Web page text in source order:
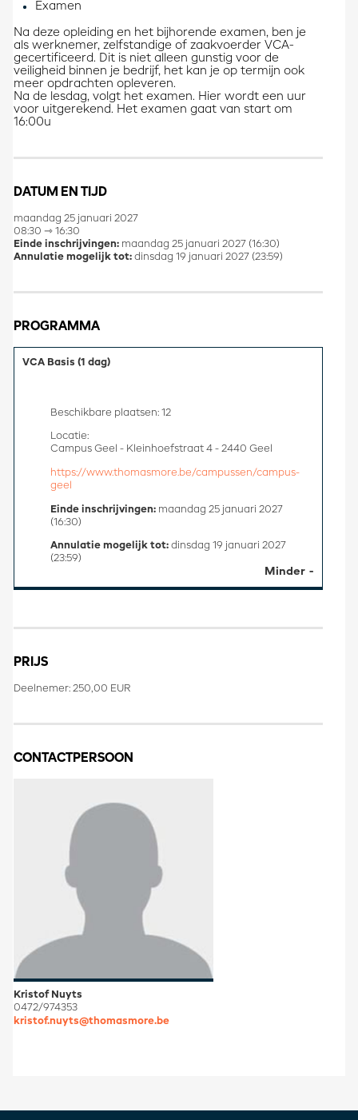
Examen
Na deze opleiding en het bijhorende examen, ben je
als werknemer, zelfstandige of zaakvoerder VCA-
gecertificeerd. Dit is niet alleen gunstig voor de
veiligheid binnen je bedrijf, het kan je op termijn ook
meer opdrachten opleveren.
Na de lesdag, volgt het examen. Hier wordt een uur
voor uitgerekend. Het examen gaat van start om
16:00u
DATUM EN TIJD
maandag 25 januari 2027
08:30 ⇾ 16:30
Einde inschrijvingen: maandag 25 januari 2027 (16:30)
Annulatie mogelijk tot: dinsdag 19 januari 2027 (23:59)
PROGRAMMA
VCA Basis (1 dag)
Minder
Beschikbare plaatsen: 12
Locatie:
Campus Geel - Kleinhoefstraat 4 - 2440 Geel
https://www.thomasmore.be/campussen/campus-
geel
Einde inschrijvingen: maandag 25 januari 2027
(16:30)
Annulatie mogelijk tot: dinsdag 19 januari 2027
(23:59)
PRIJS
Deelnemer: 250,00 EUR
CONTACTPERSOON
Kristof Nuyts
0472/974353
kristof.nuyts@thomasmore.be